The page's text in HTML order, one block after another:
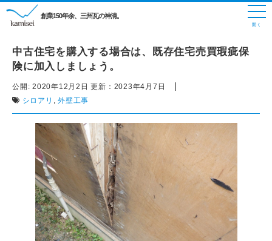
創業150年余、三州瓦の神清。
中古住宅を購入する場合は、既存住宅売買瑕疵保
険に加入しましょう。
公開: 2020年12月2日 更新： 2023年4月7日 |
シロアリ , 外壁工事